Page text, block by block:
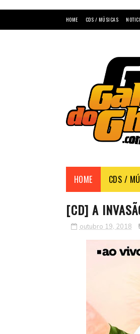
HOME CDS / MÚSICAS
HOME CDS /
[CD] A
outubro 19, 2018